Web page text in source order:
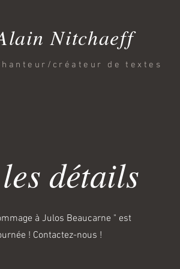
Nitchaeff
créateur de textes
détails
à Julos Beaucarne " est
! Contactez-nous !